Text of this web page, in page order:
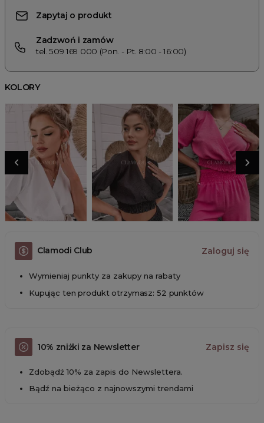
Zapytaj o produkt
Zadzwoń i zamów
tel. 509 169 000 (Pon. - Pt. 8:00 - 16:00)
KOLORY
Clamodi Club Zaloguj się
Wymieniaj punkty za zakupy na rabaty
Kupując ten produkt otrzymasz: 52 punktów
10% zniżki za Newsletter Zapisz się
Zdobądź 10% za zapis do Newslettera.
Bądź na bieżąco z najnowszymi trendami